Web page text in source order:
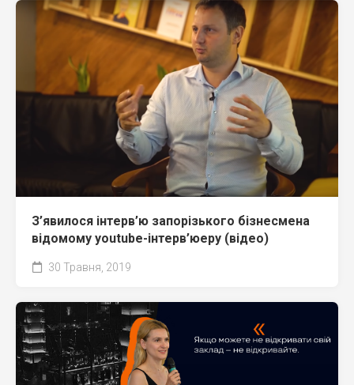
З’явилося інтерв’ю запорізького бізнесмена
відомому youtube-інтерв’юеру (відео)
30 Травня, 2019